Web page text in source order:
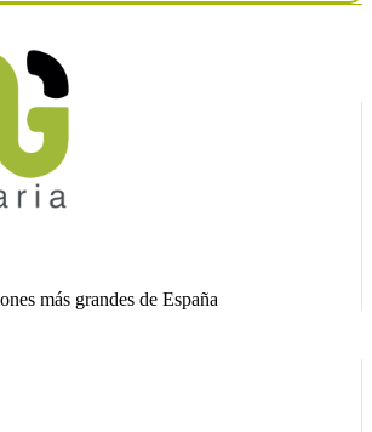
más grandes de España